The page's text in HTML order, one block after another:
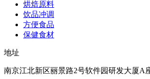
烘焙原料
饮品冲调
方便食品
保健食材
地址
南京江北新区丽景路2号软件园研发大厦A